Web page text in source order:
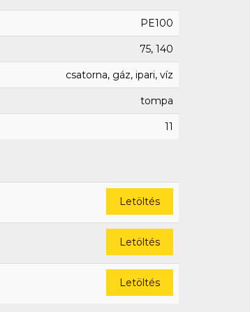
PE100
75, 140
csatorna, gáz, ipari, víz
tompa
11
Letöltés
Letöltés
Letöltés